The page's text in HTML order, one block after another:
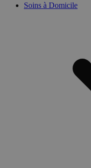
Soins à Domicile